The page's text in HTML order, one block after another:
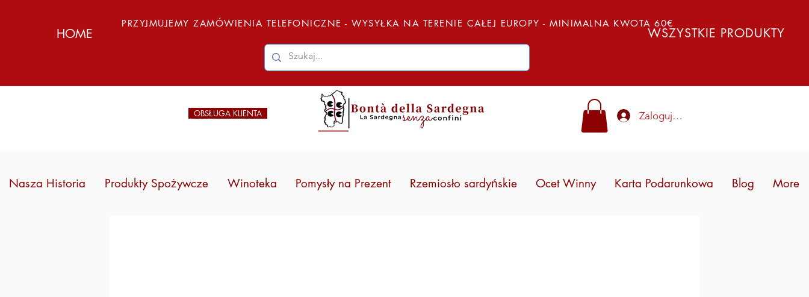
HOME
PRZYJMUJEMY ZAMÓWIENIA TELEFONICZNE - WYSYŁKA NA TERENIE CAŁEJ EUROPY - MINIMALNA KWOTA 60€
WSZYSTKIE PRODUKTY
OBSŁUGA KLIENTA Zaloguj się
Nasza Historia Produkty Spożywcze Winoteka Pomysły na Prezent Rzemiosło sardyńskie Ocet Winny Karta Podarunkowa Blog More